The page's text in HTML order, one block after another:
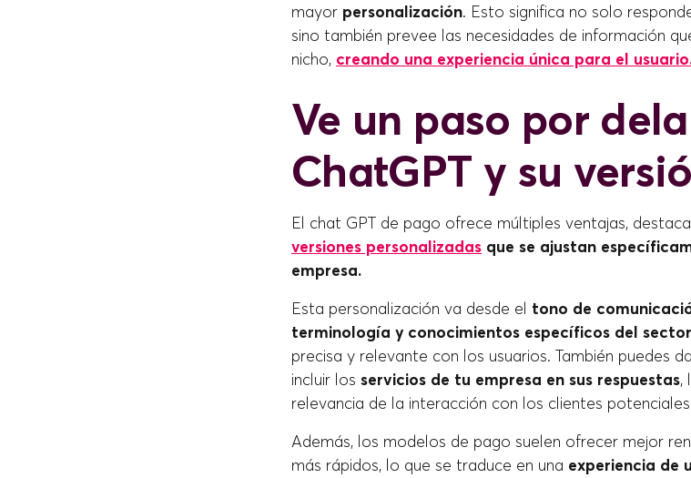
mayor personalización. Esto significa no solo
sino también prevee las necesidades de información
nicho, creando una experiencia única para el
Ve un paso por
ChatGPT y su
El chat GPT de pago ofrece múltiples ventajas,
versiones personalizadas que se ajustan
empresa.
Esta personalización va desde el tono de
terminología y conocimientos específicos del sector
precisa y relevante con los usuarios. También puedes
incluir los servicios de tu empresa en sus respuestas,
relevancia de la interacción con los clientes
Además, los modelos de pago suelen ofrecer mejor
más rápidos, lo que se traduce en una experiencia de